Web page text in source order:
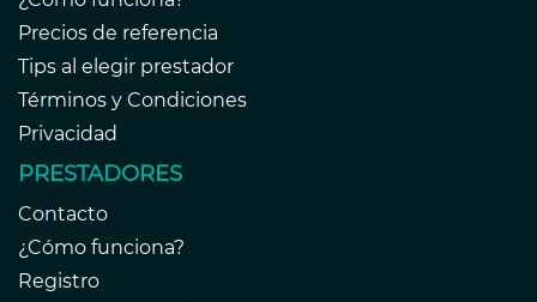
Precios de referencia
Tips al elegir prestador
Términos y Condiciones
Privacidad
PRESTADORES
Contacto
¿Cómo funciona?
Registro